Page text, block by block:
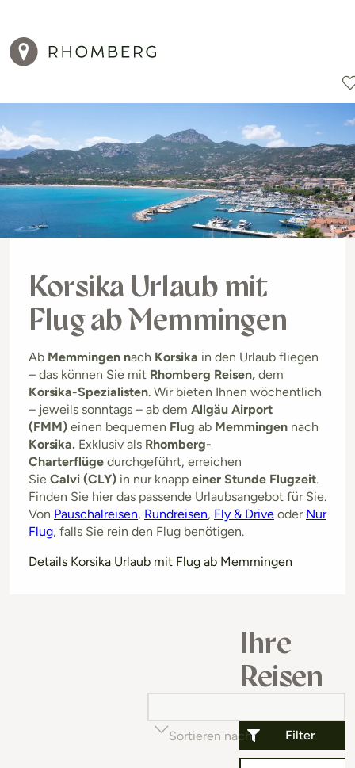
Reiseziele Reisearten Aktionen
Korsika Urlaub mit
Flug ab Memmingen
Ab Memmingen nach Korsika in den Urlaub fliegen
– das können Sie mit Rhomberg Reisen, dem
Korsika-Spezialisten. Wir bieten Ihnen wöchentlich
– jeweils sonntags – ab dem Allgäu Airport
(FMM) einen bequemen Flug ab Memmingen nach
Korsika. Exklusiv als Rhomberg-
Charterflüge durchgeführt, erreichen
Sie Calvi (CLY) in nur knapp einer Stunde Flugzeit.
Finden Sie hier das passende Urlaubsangebot für Sie.
Von Pauschalreisen, Rundreisen, Fly & Drive oder Nur
Flug, falls Sie rein den Flug benötigen.
Details Korsika Urlaub mit Flug ab Memmingen
Ihre
Reisen
Filter
Sortieren nach Beliebtheit